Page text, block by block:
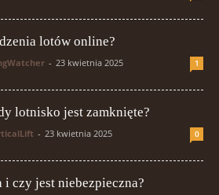
lotów online?
- 23 kwietnia 2025 1
lotnisko jest zamknięte?
- 23 kwietnia 2025 0
czy jest niebezpieczna?